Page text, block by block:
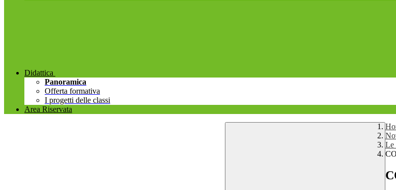
Didattica
Panoramica
Offerta formativa
I progetti delle classi
Area Riservata
Le